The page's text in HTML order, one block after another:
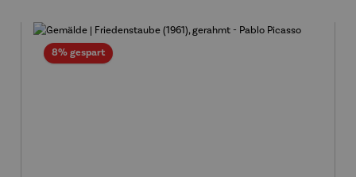
8% gespartRabatt